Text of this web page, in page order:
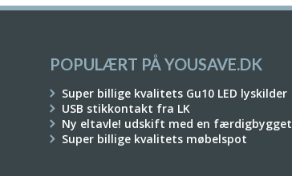
POPULÆRT PÅ YOUSAVE.DK
Super billige kvalitets Gu10 LED lyskilder
USB stikkontakt fra LK
Ny eltavle! udskift med en færdigbygget
Super billige kvalitets møbelspot